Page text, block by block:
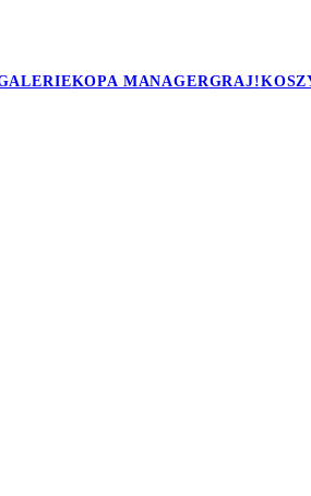
KOPA MANAGERGRAJ!